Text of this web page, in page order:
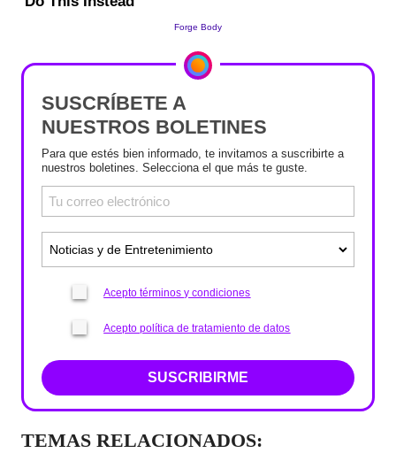
SUSCRÍBETE A
NUESTROS BOLETINES
Para que estés bien informado, te invitamos a suscribirte a
nuestros boletines. Selecciona el que más te guste.
Acepto términos y condiciones
Acepto política de tratamiento de datos
SUSCRIBIRME
TEMAS RELACIONADOS: